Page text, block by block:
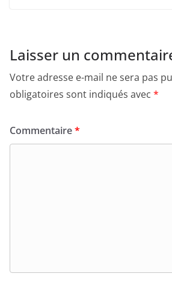
Laisser un
Votre adresse e-mail ne sera pas
obligatoires sont indiqués avec *
Commentaire*